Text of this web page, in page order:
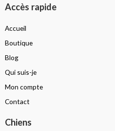
Accès rapide
Accueil
Boutique
Blog
Qui suis-je
Mon compte
Contact
Chiens